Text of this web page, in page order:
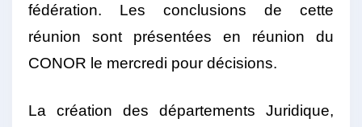
fédération. Les conclusions de cette
réunion sont présentées en réunion du
CONOR le mercredi pour décisions.
La création des départements Juridique,